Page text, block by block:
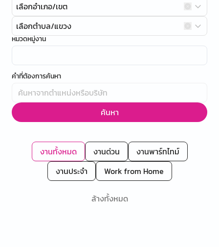
เลือกอำเภอ/เขต
เลือกตำบล/แขวง
หมวดหมู่งาน
คำที่ต้องการค้นหา
ค้นหา
งานทั้งหมด งานด่วน
งานพาร์ทไทม์
งานประจำ
Work from Home
ล้างทั้งหมด